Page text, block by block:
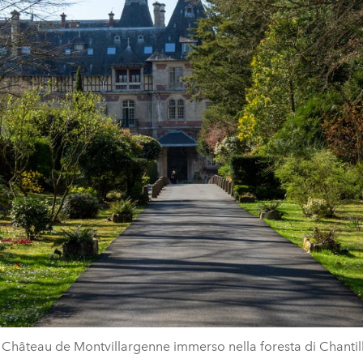
de Montvillargenne immerso nella foresta di